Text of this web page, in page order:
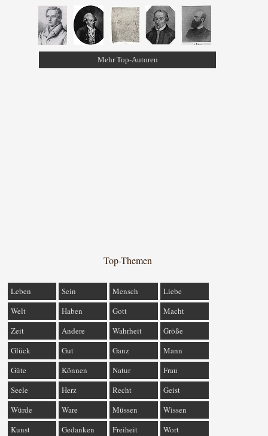
Mehr Top-Autoren
Top-Themen
Leben Sein Mensch
Liebe
Welt
Haben Gott
Macht
Zeit
Andere Wahrheit
Größe
Glück
Gut Ganz
Mann
Güte
Können Natur
Frau
Seele
Herz Recht
Geist
Würde
Ware Müssen
Wissen
Kunst
Gedanken Freiheit Wort